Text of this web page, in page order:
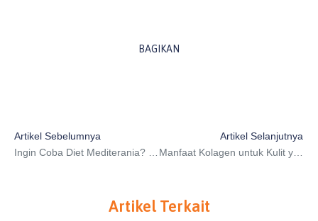
BAGIKAN
Artikel Sebelumnya
Artikel Selanjutnya
Manfaat Kolagen untuk Kulit yang Penting Kamu Punya
Artikel Terkait